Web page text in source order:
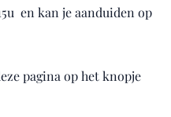
en kan je aanduiden op
pagina op het knopje